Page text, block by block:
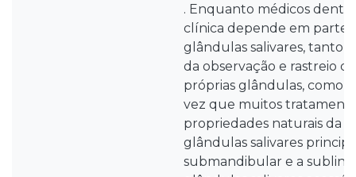
. Enquanto médicos
clínica depende em parte
glândulas salivares, tanto
da observação e rastreio
próprias glândulas, como
vez que muitos
propriedades naturais da
glândulas salivares
submandibular e a